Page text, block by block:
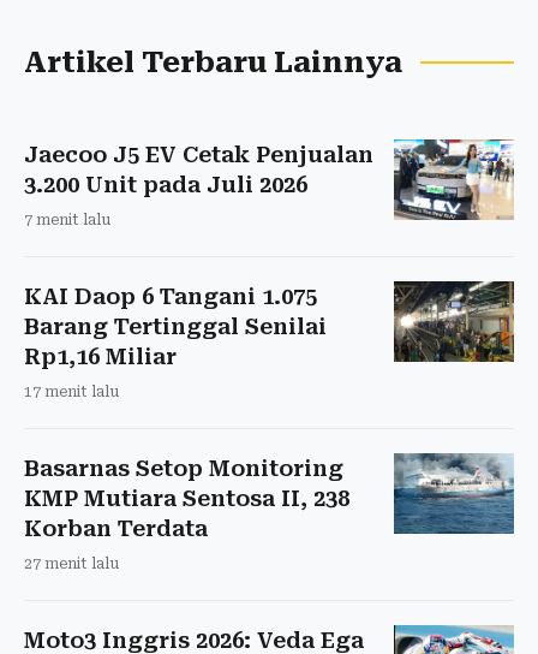
Artikel Terbaru Lainnya
Jaecoo J5 EV Cetak Penjualan
3.200 Unit pada Juli 2026
7 menit lalu
KAI Daop 6 Tangani 1.075
Barang Tertinggal Senilai
Rp1,16 Miliar
17 menit lalu
Basarnas Setop Monitoring
KMP Mutiara Sentosa II, 238
Korban Terdata
27 menit lalu
Moto3 Inggris 2026: Veda Ega